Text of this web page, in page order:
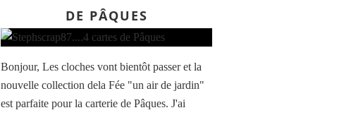
DE PÂQUES
Bonjour, Les cloches vont bientôt passer et la
nouvelle collection dela Fée "un air de jardin"
est parfaite pour la carterie de Pâques. J'ai